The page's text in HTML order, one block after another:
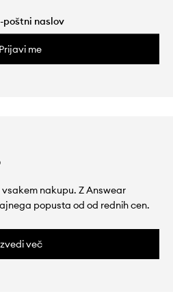
Prijavi me
nakupu. Z Answear
popusta od od rednih cen.
več